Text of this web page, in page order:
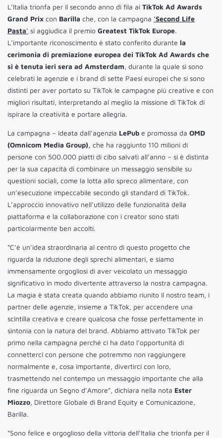
L’Italia trionfa per il secondo anno di fila ai TikTok Ad Awards
Grand Prix con Barilla che, con la campagna ‘Second Life
Pasta‘ si aggiudica il premio Greatest TikTok Europe.
L’importante riconoscimento è stato conferito durante la
cerimonia di premiazione europea dei TikTok Ad Awards che
si è tenuta ieri sera ad Amsterdam, durante la quale si sono
celebrati le agenzie e i brand di sette Paesi europei che si sono
distinti per aver portato su TikTok le campagne più creative e con
migliori risultati, interpretando al meglio la missione di TikTok di
ispirare la creatività e portare allegria.
La campagna – ideata dall’agenzia LePub e promossa da OMD
(Omnicom Media Group), che ha raggiunto 110 milioni di
persone con 500.000 piatti di cibo salvati all’anno – si è distinta
per la sua capacità di combinare un messaggio sensibile su
questioni sociali, come la lotta allo spreco alimentare, con
un’esecuzione impeccabile secondo gli standard di TikTok.
L’approccio innovativo nell’utilizzo delle funzionalità della
piattaforma e la collaborazione con i creator sono stati
particolarmente ben accolti.
“C’è un’idea straordinaria al centro di questo progetto che
riguarda la riduzione degli sprechi alimentari, e siamo
immensamente orgogliosi di aver veicolato un messaggio
significativo in modo divertente attraverso la nostra campagna.
La magia è stata creata quando abbiamo riunito il nostro team, i
partner delle agenzie, insieme a TikTok, per accendere una
scintilla creativa e creare qualcosa che fosse perfettamente in
sintonia con la natura del brand. Abbiamo attivato TikTok per
primo nella campagna perché ci ha dato l’opportunità di
connetterci con persone che potremmo non raggiungere
normalmente e, cosa importante, divertirci con loro,
trasmettendo nel contempo un messaggio importante che alla
fine riguarda un Segno d’Amore”, dichiara nella nota Ester
Miozzo, Direttore Globale di Brand Equity e Comunicazione,
Barilla.
“Sono felice e orgoglioso della vittoria dell’Italia che trionfa per il